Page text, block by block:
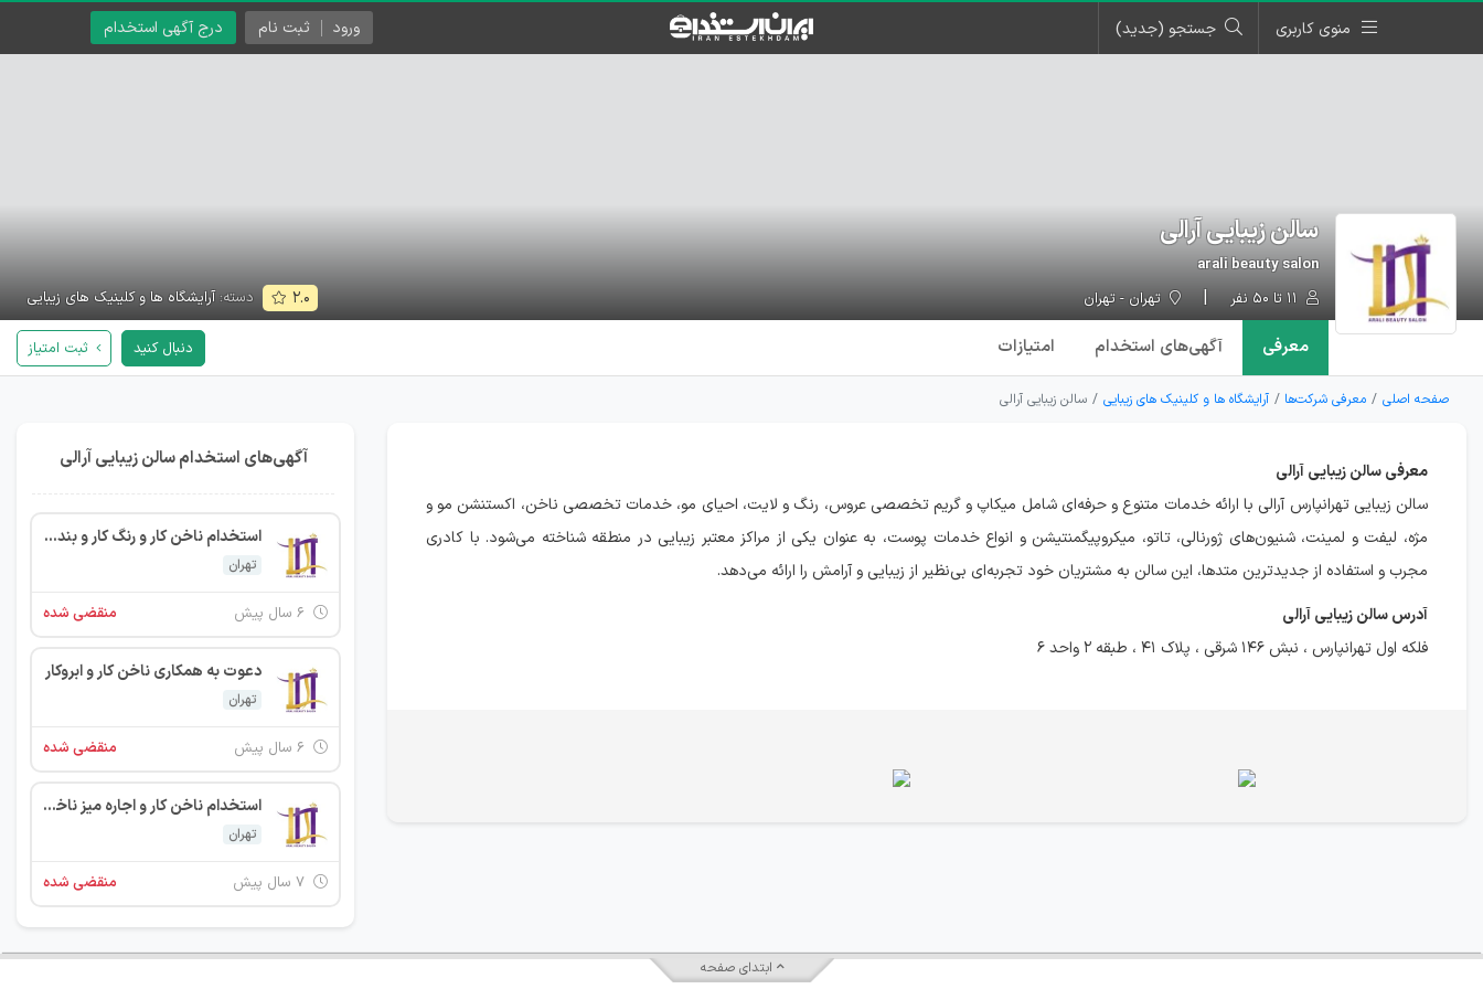
منوی کاربری جستجو (جدید) درج آگهی استخدام ورود ثبت نام
سالن زیبایی آرالی
arali beauty salon
تهران - تهران ۲.۰ دسته:آرایشگاه ها و کلینیک های زیبایی
معرفی آگهی‌های استخدام امتیازات دنبال کنید ثبت امتیاز
صفحه اصلی معرفی شرکت‌ها آرایشگاه ها و کلینیک های زیبایی سالن زیبایی آرالی
معرفی سالن زیبایی آرالی
سالن زیبایی تهرانپارس آرالی با ارائه خدمات متنوع و حرفه‌ای شامل میکاپ و گریم تخصصی عروس، رنگ و لایت، احیای مو، خدمات تخصصی ناخن، اکستنشن مو و
مژه، لیفت و لمینت، شنیون‌های ژورنالی، تاتو، میکروپیگمنتیشن و انواع خدمات پوست، به عنوان یکی از مراکز معتبر زیبایی در منطقه شناخته می‌شود. با کادری
مجرب و استفاده از جدیدترین متدها، این سالن به مشتریان خود تجربه‌ای بی‌نظیر از زیبایی و آرامش را ارائه می‌دهد.
آدرس سالن زیبایی آرالی
فلکه اول تهرانپارس ، نبش ۱۴۶ شرقی ، پلاک ۴۱ ، طبقه ۲ واحد ۶
آگهی‌های استخدام سالن زیبایی آرالی
استخدام ناخن کار و رنگ کار و بند کار و اجاره میز ناخن
تهران
منقضی شده
دعوت به همکاری ناخن کار و ابروکار
تهران
منقضی شده
استخدام ناخن کار و اجاره میز ناخن و پاکسازی پوست
تهران
منقضی شده
ابتدای صفحه